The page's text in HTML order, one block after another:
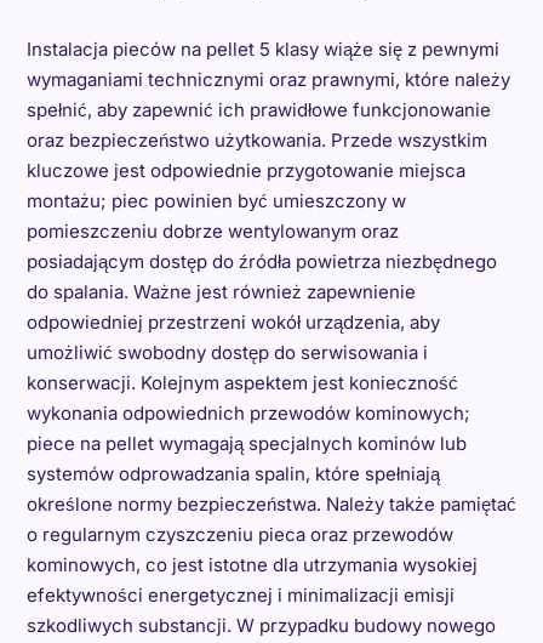
Instalacja pieców na pellet 5 klasy wiąże się z pewnymi
wymaganiami technicznymi oraz prawnymi, które należy
spełnić, aby zapewnić ich prawidłowe funkcjonowanie
oraz bezpieczeństwo użytkowania. Przede wszystkim
kluczowe jest odpowiednie przygotowanie miejsca
montażu; piec powinien być umieszczony w
pomieszczeniu dobrze wentylowanym oraz
posiadającym dostęp do źródła powietrza niezbędnego
do spalania. Ważne jest również zapewnienie
odpowiedniej przestrzeni wokół urządzenia, aby
umożliwić swobodny dostęp do serwisowania i
konserwacji. Kolejnym aspektem jest konieczność
wykonania odpowiednich przewodów kominowych;
piece na pellet wymagają specjalnych kominów lub
systemów odprowadzania spalin, które spełniają
określone normy bezpieczeństwa. Należy także pamiętać
o regularnym czyszczeniu pieca oraz przewodów
kominowych, co jest istotne dla utrzymania wysokiej
efektywności energetycznej i minimalizacji emisji
szkodliwych substancji. W przypadku budowy nowego